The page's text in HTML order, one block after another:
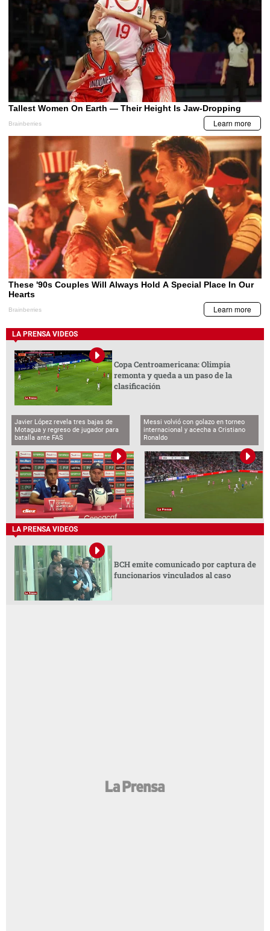
LA PRENSA VIDEOS
Copa Centroamericana: Olimpia
remonta y queda a un paso de la
clasificación
Javier López revela tres bajas de
Motagua y regreso de jugador para
batalla ante FAS
Messi volvió con golazo en torneo
internacional y acecha a Cristiano
Ronaldo
LA PRENSA VIDEOS
BCH emite comunicado por captura de
funcionarios vinculados al caso